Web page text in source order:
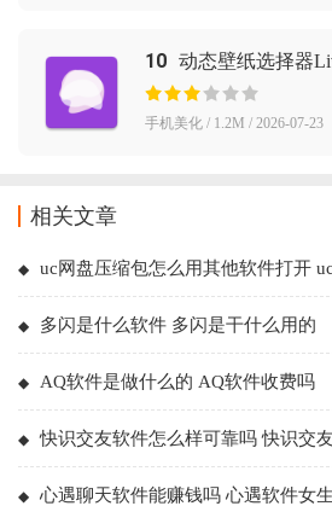
10 动态壁纸选择器
手机美化 / 1.2M / 2026-07-23
相关文章
uc网盘压缩包怎么用其他软件打开
多闪是什么软件 多闪是干什么用的
AQ软件是做什么的 AQ软件收费吗
快识交友软件怎么样可靠吗 快识交
心遇聊天软件能赚钱吗 心遇软件女